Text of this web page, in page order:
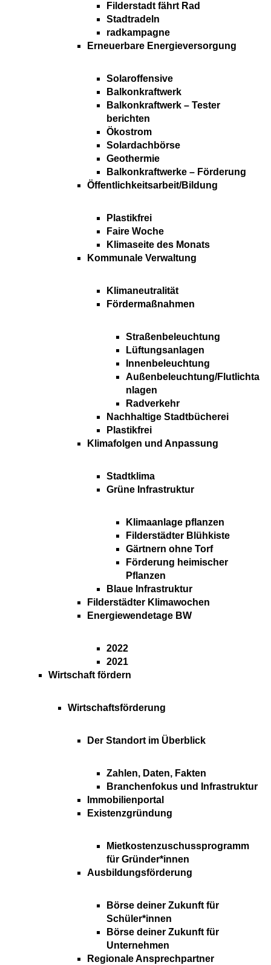
Filderstadt fährt Rad
Stadtradeln
radkampagne
Erneuerbare Energieversorgung
Solaroffensive
Balkonkraftwerk
Balkonkraftwerk – Tester
berichten
Ökostrom
Solardachbörse
Geothermie
Balkonkraftwerke – Förderung
Öffentlichkeitsarbeit/Bildung
Plastikfrei
Faire Woche
Klimaseite des Monats
Kommunale Verwaltung
Klimaneutralität
Fördermaßnahmen
Straßenbeleuchtung
Lüftungsanlagen
Innenbeleuchtung
Außenbeleuchtung/Flutlichta
nlagen
Radverkehr
Nachhaltige Stadtbücherei
Plastikfrei
Klimafolgen und Anpassung
Stadtklima
Grüne Infrastruktur
Klimaanlage pflanzen
Filderstädter Blühkiste
Gärtnern ohne Torf
Förderung heimischer
Pflanzen
Blaue Infrastruktur
Filderstädter Klimawochen
Energiewendetage BW
2022
2021
Wirtschaft fördern
Wirtschaftsförderung
Der Standort im Überblick
Zahlen, Daten, Fakten
Branchenfokus und Infrastruktur
Immobilienportal
Existenzgründung
Mietkostenzuschussprogramm
für Gründer*innen
Ausbildungsförderung
Börse deiner Zukunft für
Schüler*innen
Börse deiner Zukunft für
Unternehmen
Regionale Ansprechpartner